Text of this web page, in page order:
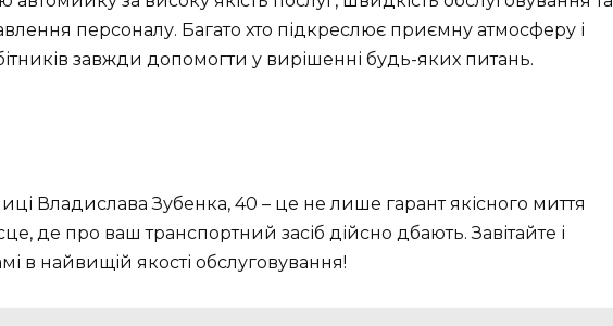
персоналу. Багато хто підкреслює приємну атмосферу і
завжди допомогти у вирішенні будь-яких питань.
Владислава Зубенка, 40 – це не лише гарант якісного миття
де про ваш транспортний засіб дійсно дбають. Завітайте і
в найвищій якості обслуговування!